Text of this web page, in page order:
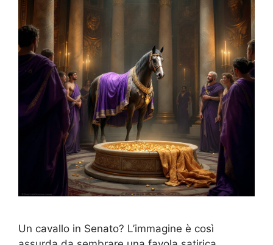
Un cavallo in Senato? L’immagine è così